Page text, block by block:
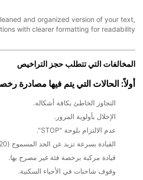
and organized version of your text,
with clearer formatting for readability:
المخالفات التي تتطلب حجز التراخيص
أولاً: الحالات التي يتم فيها مصادرة
التجاوز الخاطئ بكافة أشكاله.
الإخلال بأولوية المرور.
عدم الالتزام بلوحة "STOP".
القيادة بسرعة تزيد عن الحد المسموح (20-40 كم/ساعة).
قيادة مركبة برخصة فئة غير مصرح بها.
وقوف شاحنات في الأحياء السكنية.